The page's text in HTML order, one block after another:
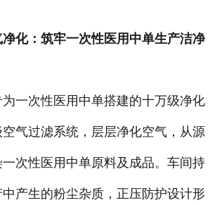
净化：筑牢一次性医用中单生产洁净
次性医用中单搭建的十万级净化
气过滤系统，层层净化空气，从源
次性医用中单原料及成品。车间持
产生的粉尘杂质，正压防护设计形